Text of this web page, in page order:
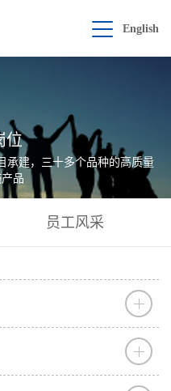
English
位
承建，三十多个品种的高质量
品
员工风采